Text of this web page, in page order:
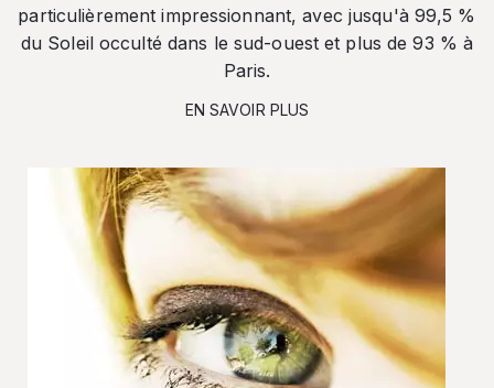
particulièrement impressionnant, avec jusqu'à 99,5 %
du Soleil occulté dans le sud-ouest et plus de 93 % à
Paris.
EN SAVOIR PLUS